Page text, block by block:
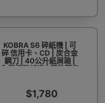
KOBRA S6 碎紙機 | 可
碎 信用卡、CD | 炭合金
鋼刀 | 40公升紙屑箱 |
入門級碎紙機 | 節能靜音
$1,780